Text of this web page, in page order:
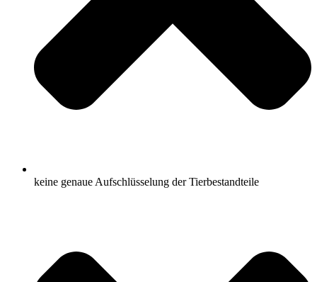
keine genaue Aufschlüsselung der Tierbestandteile